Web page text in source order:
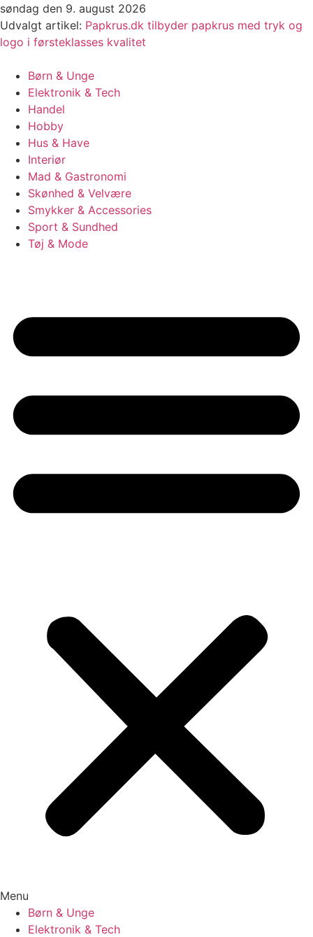
Videre
til
indhold
søndag den 9. august 2026
Udvalgt artikel: Papkrus.dk tilbyder papkrus med tryk og
logo i førsteklasses kvalitet
Børn & Unge
Elektronik & Tech
Handel
Hobby
Hus & Have
Interiør
Mad & Gastronomi
Skønhed & Velvære
Smykker & Accessories
Sport & Sundhed
Tøj & Mode
Menu
Børn & Unge
Elektronik & Tech